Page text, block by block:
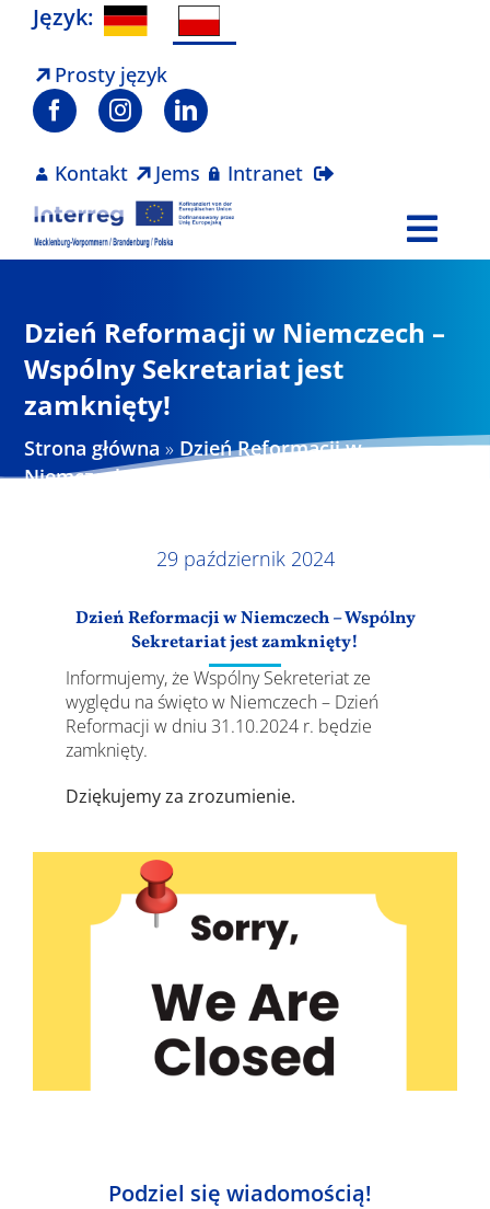
Skip
content
Język:
Prosty język
Kontakt Jems Intranet
Projekty
Aktualności
Dzień Reformacji w Niemczech –
Wspólny Sekretariat jest
zamknięty!
Strona główna » Dzień Reformacji w
Niemczech – Wspólny Sekretariat jest
29 październik 2024
Dzień Reformacji w Niemczech – Wspólny
Sekretariat jest zamknięty!
Informujemy, że Wspólny Sekreteriat ze
wyględu na święto w Niemczech – Dzień
Reformacji w dniu 31.10.2024 r. będzie
zamknięty.
Dziękujemy za zrozumienie.
Podziel się wiadomością!